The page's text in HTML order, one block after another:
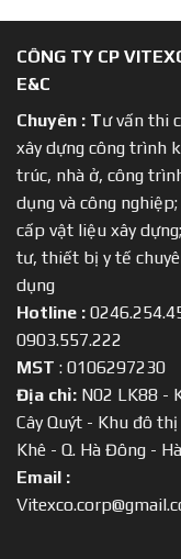
CÔNG TY CP
E&C
Chuyên : Tư vấn thi
xây dựng công trình
trúc, nhà ở, công
dụng và công nghiệp;
cấp vật liệu xây
tư, thiết bị y tế
dụng
Hotline :
0903.557.222
MST : 0106297230
Địa chỉ: N02 LK88 -
Cây Quýt - Khu đô
Khê - Q. Hà Đông -
Email :